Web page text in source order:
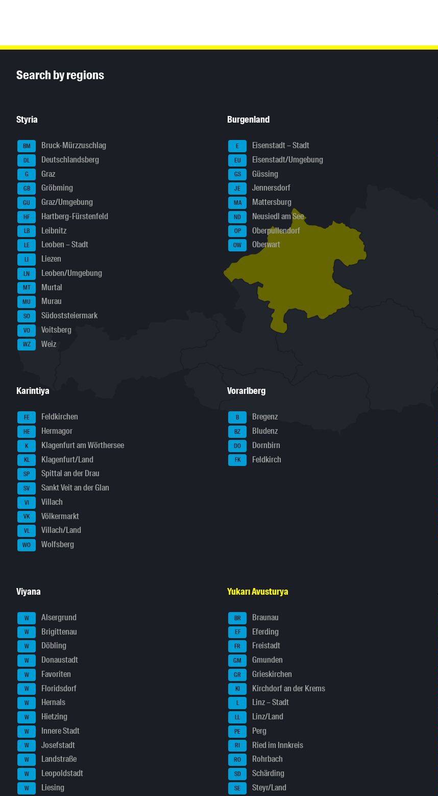
Search by regions
Styria
BM Bruck-Mürzzuschlag
DL Deutschlandsberg
G Graz
GB Gröbming
GU Graz/Umgebung
HF Hartberg-Fürstenfeld
LB Leibnitz
LE Leoben – Stadt
LI Liezen
LN Leoben/Umgebung
MT Murtal
MU Murau
SO Südoststeiermark
VO Voitsberg
WZ Weiz
Burgenland
E Eisenstadt – Stadt
EU Eisenstadt/Umgebung
GS Güssing
JE Jennersdorf
MA Mattersburg
ND Neusiedl am See
OP Oberpullendorf
OW Oberwart
Karintiya
FE Feldkirchen
HE Hermagor
K Klagenfurt am Wörthersee
KL Klagenfurt/Land
SP Spittal an der Drau
SV Sankt Veit an der Glan
VI Villach
VK Völkermarkt
VL Villach/Land
WO Wolfsberg
Vorarlberg
B Bregenz
BZ Bludenz
DO Dornbirn
FK Feldkirch
Viyana
W Alsergrund
W Brigittenau
W Döbling
W Donaustadt
W Favoriten
W Floridsdorf
W Hernals
W Hietzing
W Innere Stadt
W Josefstadt
W Landstraße
W Leopoldstadt
W Liesing
Yukarı Avusturya
BR Braunau
EF Eferding
FR Freistadt
GM Gmunden
GR Grieskirchen
KI Kirchdorf an der Krems
L Linz – Stadt
LL Linz/Land
PE Perg
RI Ried im Innkreis
RO Rohrbach
SD Schärding
SE Steyr/Land